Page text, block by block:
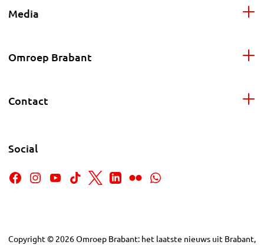
Media
Omroep Brabant
Contact
Social
Copyright © 2026Omroep Brabant: het laatste nieuws uit Brabant,